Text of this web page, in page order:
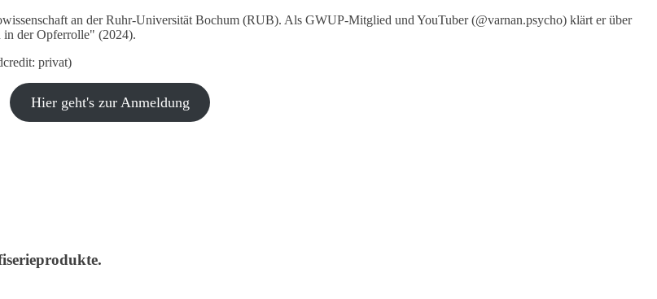
an der Ruhr-Universität Bochum (RUB). Als GWUP-Mitglied und YouTuber (@varnan.psycho) klärt er über
in der Opferrolle" (2024).
privat)
Hier geht's zur Anmeldung